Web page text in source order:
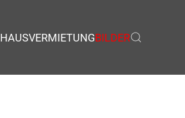
HAUSVERMIETUNGBILDER